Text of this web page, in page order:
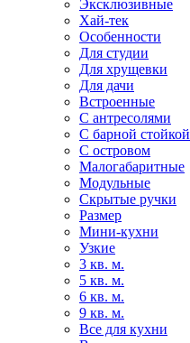
Эксклюзивные
Хай-тек
Особенности
Для студии
Для хрущевки
Для дачи
Встроенные
С антресолями
С барной стойкой
С островом
Малогабаритные
Модульные
Скрытые ручки
Размер
Мини-кухни
Узкие
3 кв. м.
5 кв. м.
6 кв. м.
9 кв. м.
Все для кухни